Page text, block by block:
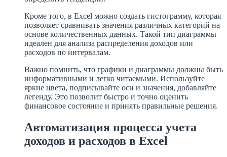
Кроме того, в Excel можно создать гистограмму, которая
позволяет сравнивать значения различных категорий на
основе количественных данных. Такой тип диаграммы
идеален для анализа распределения доходов или
расходов по интервалам.
Важно помнить, что графики и диаграммы должны быть
информативными и легко читаемыми. Используйте
яркие цвета, подписывайте оси и значения, добавляйте
легенду. Это позволит быстро и точно оценить
финансовое состояние и принять правильные решения.
Автоматизация процесса учета
доходов и расходов в Excel